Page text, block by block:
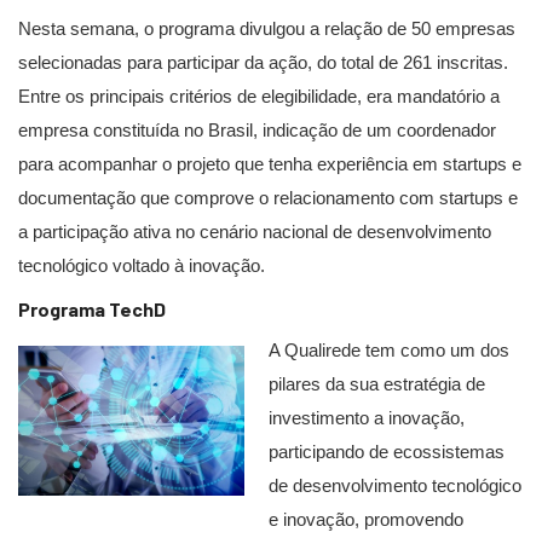
Nesta semana, o programa divulgou a relação de 50 empresas
selecionadas para participar da ação, do total de 261 inscritas.
Entre os principais critérios de elegibilidade, era mandatório a
empresa constituída no Brasil, indicação de um coordenador
para acompanhar o projeto que tenha experiência em startups e
documentação que comprove o relacionamento com startups e
a participação ativa no cenário nacional de desenvolvimento
tecnológico voltado à inovação.
Programa TechD
A Qualirede tem como um dos
pilares da sua estratégia de
investimento a inovação,
participando de ecossistemas
de desenvolvimento tecnológico
e inovação, promovendo